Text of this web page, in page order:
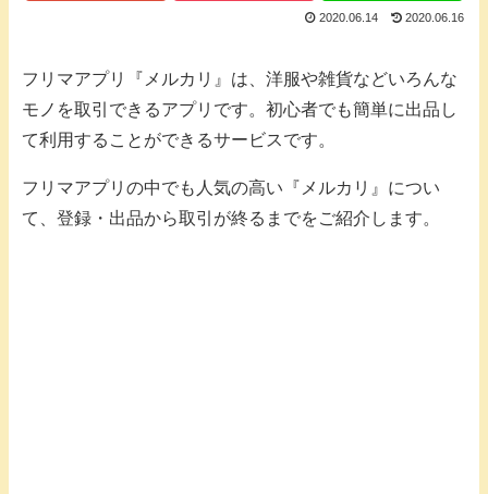
2020.06.14 2020.06.16
フリマアプリ『メルカリ』は、洋服や雑貨などいろんな
モノを取引できるアプリです。初心者でも簡単に出品し
て利用することができるサービスです。
フリマアプリの中でも人気の高い『メルカリ』につい
て、登録・出品から取引が終るまでをご紹介します。